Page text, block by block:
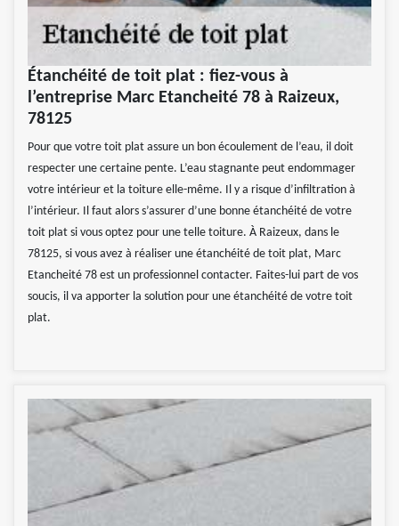
Étanchéité de toit plat : fiez-vous à
l’entreprise Marc Etancheité 78 à Raizeux,
78125
Pour que votre toit plat assure un bon écoulement de l’eau, il doit
respecter une certaine pente. L’eau stagnante peut endommager
votre intérieur et la toiture elle-même. Il y a risque d’infiltration à
l’intérieur. Il faut alors s’assurer d’une bonne étanchéité de votre
toit plat si vous optez pour une telle toiture. À Raizeux, dans le
78125, si vous avez à réaliser une étanchéité de toit plat, Marc
Etancheité 78 est un professionnel contacter. Faites-lui part de vos
soucis, il va apporter la solution pour une étanchéité de votre toit
plat.